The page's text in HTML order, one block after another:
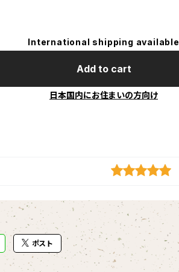
International shipping available
Add to cart
日本国内にお住まいの方向け
ポスト